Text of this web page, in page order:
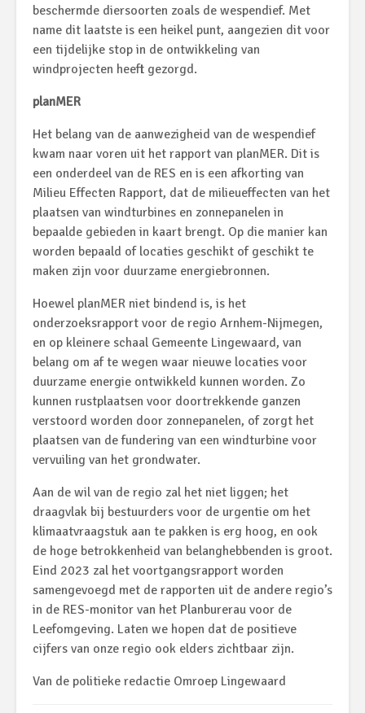
beschermde diersoorten zoals de wespendief. Met
name dit laatste is een heikel punt, aangezien dit voor
een tijdelijke stop in de ontwikkeling van
windprojecten heeft gezorgd.
planMER
Het belang van de aanwezigheid van de wespendief
kwam naar voren uit het rapport van planMER. Dit is
een onderdeel van de RES en is een afkorting van
Milieu Effecten Rapport, dat de milieueffecten van het
plaatsen van windturbines en zonnepanelen in
bepaalde gebieden in kaart brengt. Op die manier kan
worden bepaald of locaties geschikt of geschikt te
maken zijn voor duurzame energiebronnen.
Hoewel planMER niet bindend is, is het
onderzoeksrapport voor de regio Arnhem-Nijmegen,
en op kleinere schaal Gemeente Lingewaard, van
belang om af te wegen waar nieuwe locaties voor
duurzame energie ontwikkeld kunnen worden. Zo
kunnen rustplaatsen voor doortrekkende ganzen
verstoord worden door zonnepanelen, of zorgt het
plaatsen van de fundering van een windturbine voor
vervuiling van het grondwater.
Aan de wil van de regio zal het niet liggen; het
draagvlak bij bestuurders voor de urgentie om het
klimaatvraagstuk aan te pakken is erg hoog, en ook
de hoge betrokkenheid van belanghebbenden is groot.
Eind 2023 zal het voortgangsrapport worden
samengevoegd met de rapporten uit de andere regio’s
in de RES-monitor van het Planburerau voor de
Leefomgeving. Laten we hopen dat de positieve
cijfers van onze regio ook elders zichtbaar zijn.
Van de politieke redactie Omroep Lingewaard